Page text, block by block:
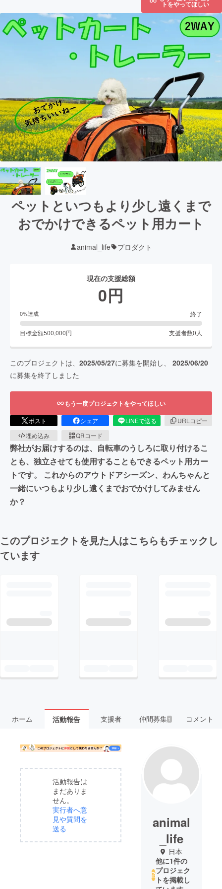
トをやってほしい
ペットといつもより少し遠くまで
おでかけできるペット用カート
animal_life プロダクト
現在の支援総額
0円
0%達成 終了
目標金額500,000円 支援者数0 人
このプロジェクトは、 2025/05/27に募集を開始し、 2025/06/20
に募集を終了しました
もう一度プロジェクトをやってほしい
ポスト シェア LINEで送る
URLコピー
埋め込み
QRコード
弊社がお届けするのは、自転車のうしろに取り付けるこ
とも、独立させても使用することもできるペット用カー
トです。 これからのアウトドアシーズン、わんちゃんと
一緒にいつもより少し遠くまでおでかけしてみません
か？
このプロジェクトを見た人はこちらもチェックし
ています
ホーム 活動報告 支援者 仲間募集 1 コメント
活動報告は
まだありま
せん。
実行者へ意
見や質問を
送る
animal
_life
日本
他に1件の
プロジェク
トを掲載し